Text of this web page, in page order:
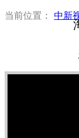
当前位置： 中新